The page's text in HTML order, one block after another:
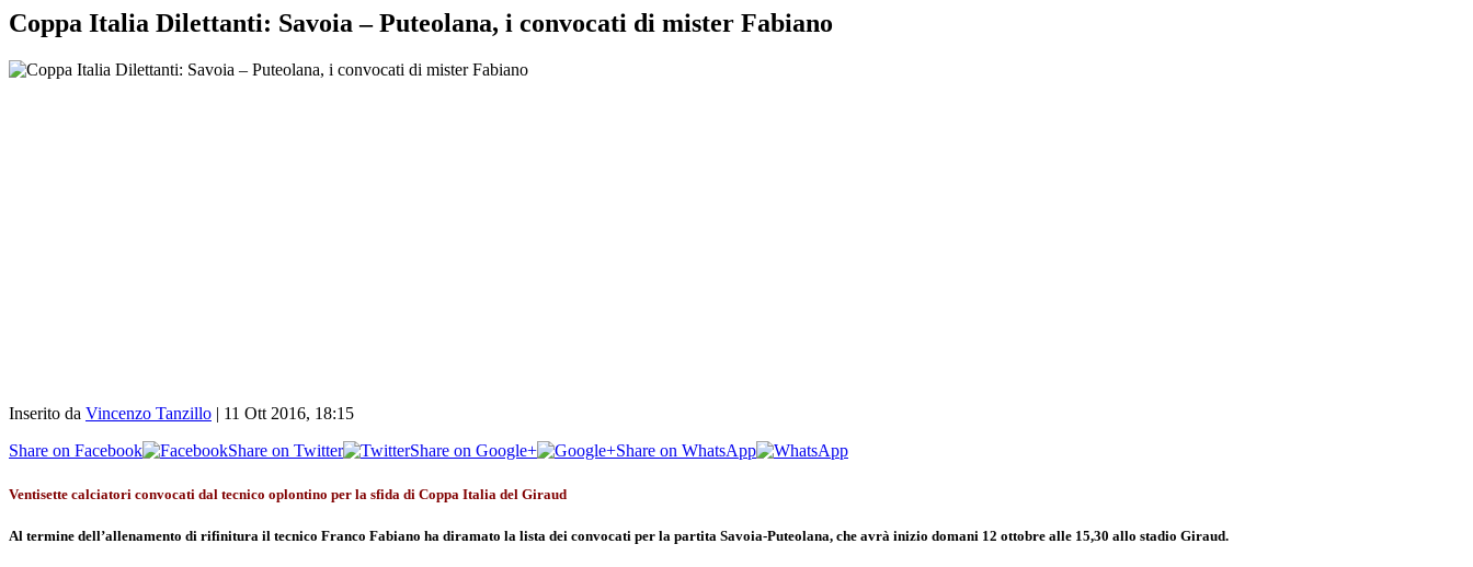
Coppa Italia Dilettanti: Savoia – Puteolana, i convocati di mister Fabiano
Inserito da Vincenzo Tanzillo | 11 Ott 2016, 18:15
Share on Facebook
Share on Twitter Share on Google+ Share on WhatsApp
Ventisette calciatori convocati dal tecnico oplontino per la sfida di Coppa Italia del Giraud
Al termine dell’allenamento di rifinitura il tecnico Franco Fabiano ha diramato la lista dei convocati per la partita Savoia-Puteolana, che avrà inizio domani 12 ottobre alle 15,30 allo stadio Giraud.